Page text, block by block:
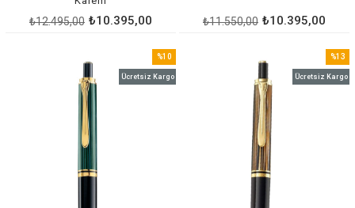
₺10.395,00
₺12.495,00 ₺10.395,00
₺11.550,00
%10
İndirim
Ücretsiz Kargo
%13
İndirim
Ücretsiz Kargo